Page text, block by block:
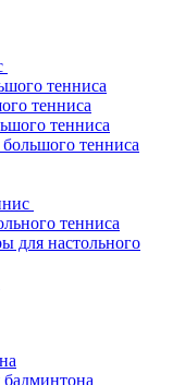
тенниса
тенниса
тенниса
тенниса
тенниса
для настольного